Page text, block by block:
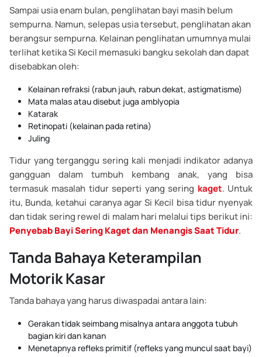
Sampai usia enam bulan, penglihatan bayi masih belum
sempurna. Namun, selepas usia tersebut, penglihatan akan
berangsur sempurna. Kelainan penglihatan umumnya mulai
terlihat ketika Si Kecil memasuki bangku sekolah dan dapat
disebabkan oleh:
Kelainan refraksi (rabun jauh, rabun dekat, astigmatisme)
Mata malas atau disebut juga amblyopia
Katarak
Retinopati (kelainan pada retina)
Juling
Tidur yang terganggu sering kali menjadi indikator adanya
gangguan dalam tumbuh kembang anak, yang bisa
termasuk masalah tidur seperti yang sering kaget. Untuk
itu, Bunda, ketahui caranya agar Si Kecil bisa tidur nyenyak
dan tidak sering rewel di malam hari melalui tips berikut ini:
Penyebab Bayi Sering Kaget dan Menangis Saat Tidur.
Tanda Bahaya Keterampilan
Motorik Kasar
Tanda bahaya yang harus diwaspadai antara lain:
Gerakan tidak seimbang misalnya antara anggota tubuh
bagian kiri dan kanan
Menetapnya refleks primitif (refleks yang muncul saat bayi)